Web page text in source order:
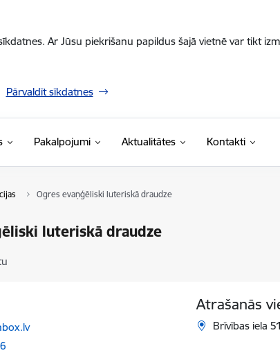
Ar Jūsu piekrišanu papildus šajā vietnē var tikt
Pārvaldīt sīkdatnes
Pakalpojumi Aktualitātes Kontakti
Ogres evaņģēliski luteriskā draudze
luteriskā draudze
Atrašanās
Brīvības iela